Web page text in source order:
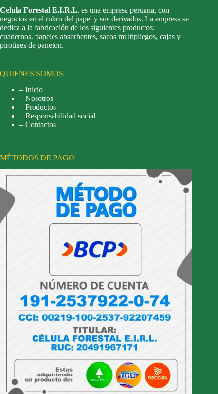
Celula Forestal E.I.R.L. es una empresa peruana, con
negocios en el rubro del papel y sus derivados. La empresa se
dedica a la fabricación de los siguientes productos:
cuadernos, papeles absorbentes, sacos multipliegos, cajas y
pirotines de paneton.
QUIENES SOMOS
– Inicio
– Nosotros
– Productos
– Responsabilidad social
– Contactos
MÉTODOS DE PAGO